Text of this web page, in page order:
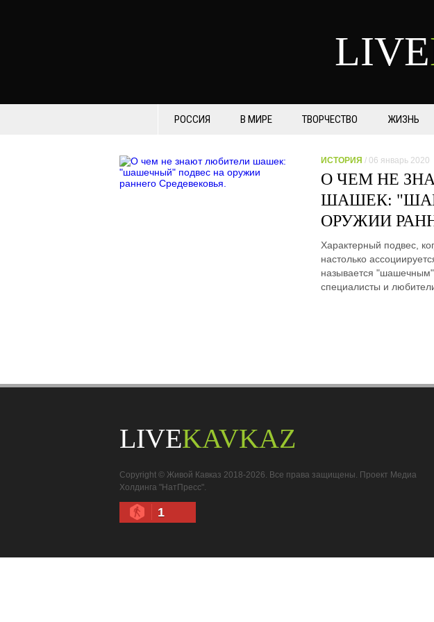
LIVE
РОССИЯ В МИРЕ ТВОРЧЕСТВО ЖИЗНЬ
ИСТОРИЯ / 06 январь 2020
О ЧЕМ НЕ
ШАШЕК:
ОРУЖИИ
Характерный подвес,
настолько
называется
специалисты и
LIVEKAVKAZ
Copyright © Живой Кавказ 2018-2026. Все права защищены. Проект Медиа
Холдинга "НатПресс".
1